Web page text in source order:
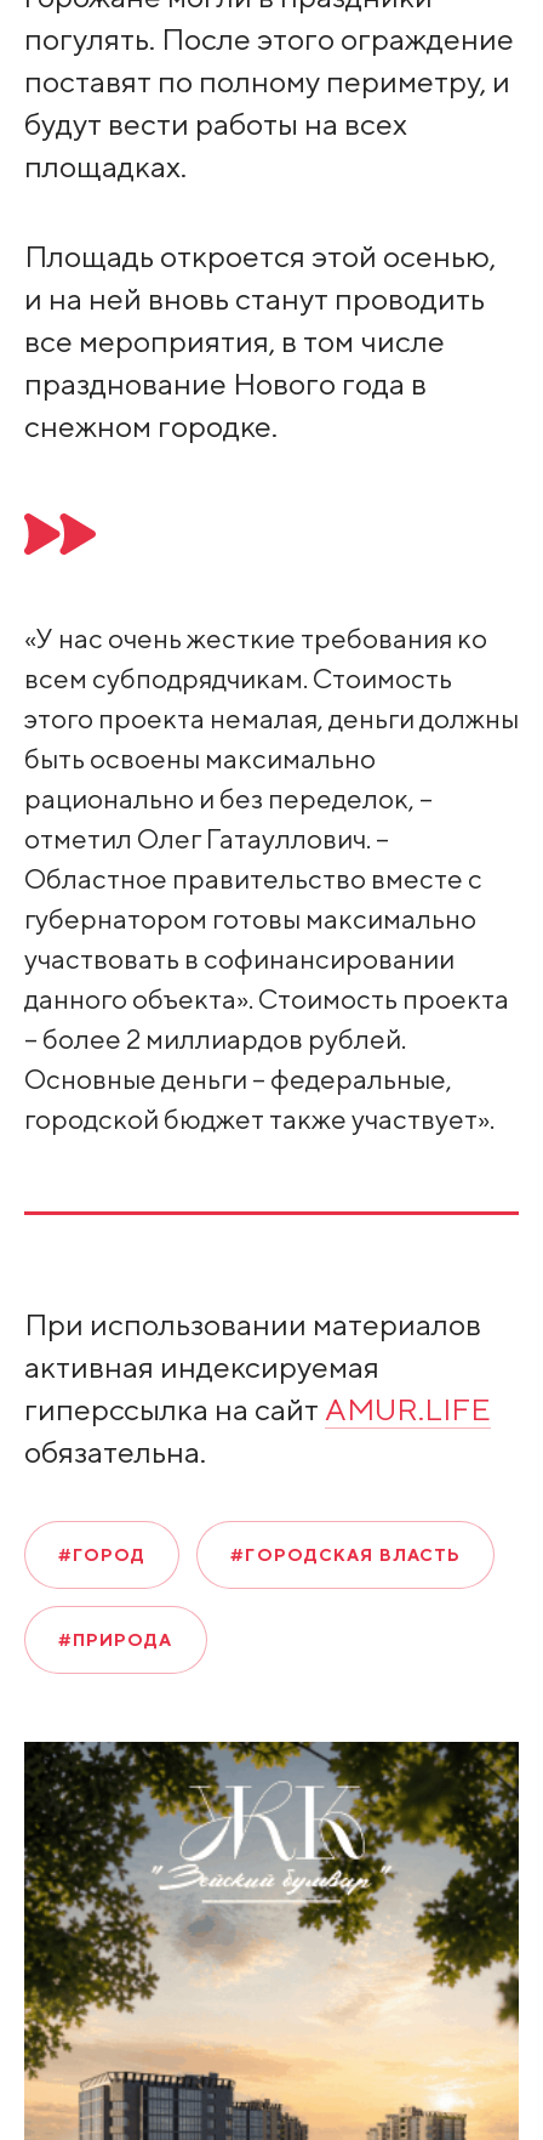
погулять. После этого ограждение
поставят по полному периметру, и
будут вести работы на всех
площадках.
Площадь откроется этой осенью,
и на ней вновь станут проводить
все мероприятия, в том числе
празднование Нового года в
снежном городке.
«У нас очень жесткие требования ко
всем субподрядчикам. Стоимость
этого проекта немалая, деньги должны
быть освоены максимально
рационально и без переделок, –
отметил Олег Гатауллович. –
Областное правительство вместе с
губернатором готовы максимально
участвовать в софинансировании
данного объекта». Стоимость проекта
– более 2 миллиардов рублей.
Основные деньги – федеральные,
городской бюджет также участвует».
При использовании материалов
активная индексируемая
гиперссылка на сайт AMUR.LIFE
обязательна.
#ГОРОД #ГОРОДСКАЯ ВЛАСТЬ
#ПРИРОДА